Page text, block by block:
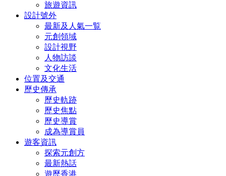
旅遊資訊
設計號外
最新及人氣一覧
元創領域
設計視野
人物訪談
文化生活
位置及交通
歷史傳承
歷史軌跡
歷史焦點
歷史導賞
成為導賞員
遊客資訊
探索元創方
最新熱話
遊歷香港